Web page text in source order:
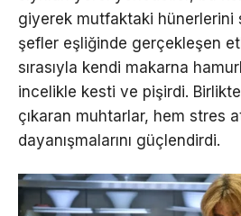
giyerek mutfaktaki hünerlerini
şefler eşliğinde gerçekleşen
sırasıyla kendi makarna
incelikle kesti ve pişirdi.
çıkaran muhtarlar, hem stres
dayanışmalarını güçlendirdi.